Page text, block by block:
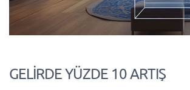
GELİRDE YÜZDE 10 ARTIŞ